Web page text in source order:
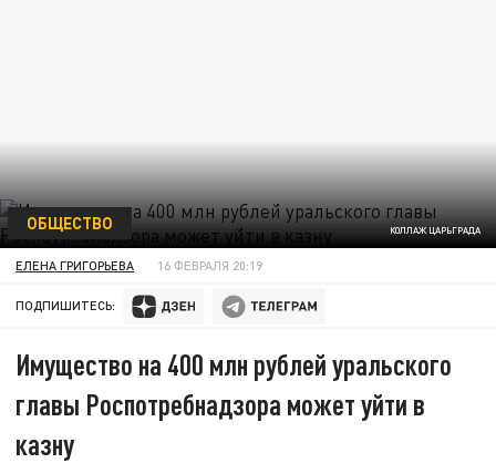
КОЛЛАЖ ЦАРЬГРАДА
ОБЩЕСТВО
ЕЛЕНА ГРИГОРЬЕВА 16 ФЕВРАЛЯ 20:19
ПОДПИШИТЕСЬ:
Имущество на 400 млн рублей уральского
главы Роспотребнадзора может уйти в
казну